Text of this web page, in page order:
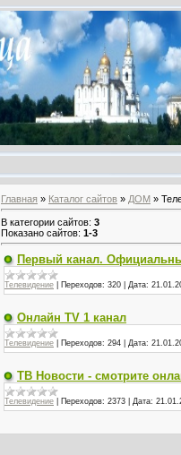
Главная » Каталог сайтов » ДОМ »
В категории сайтов: 3
Показано сайтов: 1-3
Первый канал.
Телевидение Переходов: 320 Дата:
Онлайн TV 1 канал
Телевидение Переходов: 294 Дата:
ТВ Новости - смотрите
Телевидение Переходов: 2373 Дата: